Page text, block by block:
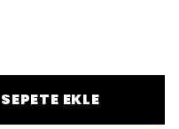
SEPETE EKLE